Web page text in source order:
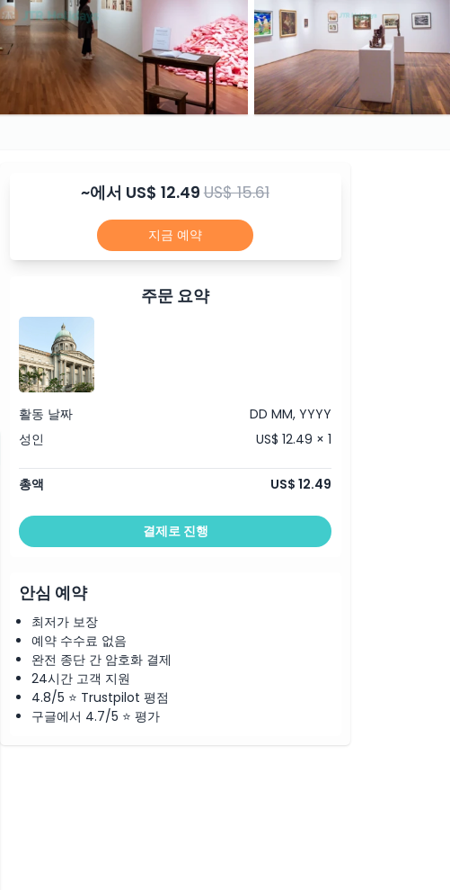
~에서 US$ 12.49US$ 15.61
지금 예약
주문 요약
활동 날짜
DD MM, YYYY
성인
US$ 12.49 × 1
총액 US$ 12.49
결제로 진행
안심 예약
최저가 보장
예약 수수료 없음
완전 종단 간 암호화 결제
24시간 고객 지원
4.8/5 ⭐ Trustpilot 평점
구글에서 4.7/5 ⭐ 평가